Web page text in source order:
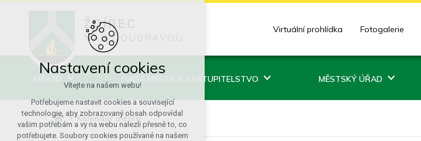
ŽDÍREC
NAD DOUBRAVOU
Virtuální prohlídka Fotogalerie
RADA MĚSTA A ZASTUPITELSTVO MĚSTSKÝ ÚŘAD
Kalendář města
Nastavení cookies
Vítejte na našem webu!
Potřebujeme nastavit cookies a související
technologie, aby zobrazovaný obsah odpovídal
vašim potřebám a vy na webu nalezli přesně to, co
potřebujete. Soubory cookies používané na našem